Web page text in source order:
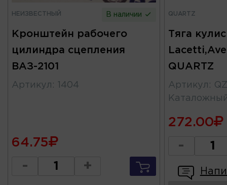
НЕИЗВЕСТНЫЙ В наличии
Кронштейн рабочего
цилиндра сцепления
ВАЗ-2101
Артикул : 1404
64.75
- +
QUARTZ
Тяга
QUARTZ
Артикул :
272.00
-